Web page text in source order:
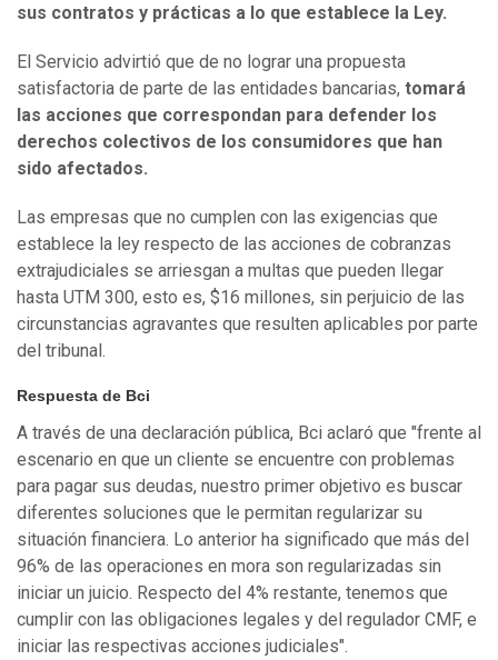
sus contratos y prácticas a lo que establece la Ley.
El Servicio advirtió que de no lograr una propuesta
satisfactoria de parte de las entidades bancarias, tomará
las acciones que correspondan para defender los
derechos colectivos de los consumidores que han
sido afectados.
Las empresas que no cumplen con las exigencias que
establece la ley respecto de las acciones de cobranzas
extrajudiciales se arriesgan a multas que pueden llegar
hasta UTM 300, esto es, $16 millones, sin perjuicio de las
circunstancias agravantes que resulten aplicables por parte
del tribunal.
Respuesta de Bci
A través de una declaración pública, Bci aclaró que "frente al
escenario en que un cliente se encuentre con problemas
para pagar sus deudas, nuestro primer objetivo es buscar
diferentes soluciones que le permitan regularizar su
situación financiera. Lo anterior ha significado que más del
96% de las operaciones en mora son regularizadas sin
iniciar un juicio. Respecto del 4% restante, tenemos que
cumplir con las obligaciones legales y del regulador CMF, e
iniciar las respectivas acciones judiciales".